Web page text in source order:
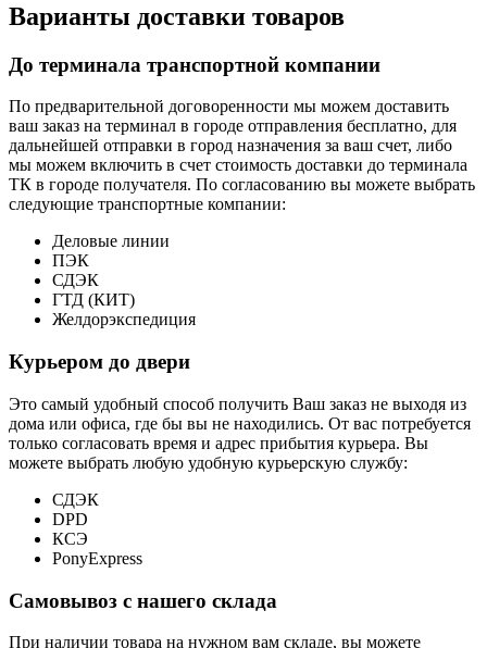
Варианты доставки товаров
До терминала транспортной компании
По предварительной договоренности мы можем доставить
ваш заказ на терминал в городе отправления бесплатно, для
дальнейшей отправки в город назначения за ваш счет, либо
мы можем включить в счет стоимость доставки до терминала
ТК в городе получателя. По согласованию вы можете выбрать
следующие транспортные компании:
Деловые линии
ПЭК
СДЭК
ГТД (КИТ)
Желдорэкспедиция
Курьером до двери
Это самый удобный способ получить Ваш заказ не выходя из
дома или офиса, где бы вы не находились. От вас потребуется
только согласовать время и адрес прибытия курьера. Вы
можете выбрать любую удобную курьерскую службу:
СДЭК
DPD
КСЭ
PonyExpress
Самовывоз с нашего склада
При наличии товара на нужном вам складе, вы можете